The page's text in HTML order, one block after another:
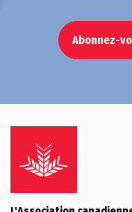
Abonnez-